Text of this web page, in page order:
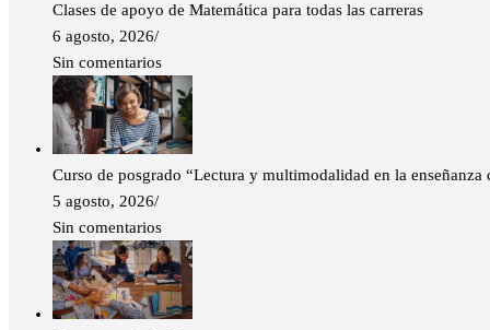
Clases de apoyo de Matemática para todas las carreras
6 agosto, 2026/
Sin comentarios
Curso de posgrado “Lectura y multimodalidad en la
5 agosto, 2026/
Sin comentarios